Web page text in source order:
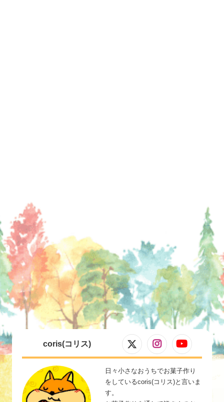
coris(コリス)
日々小さなおうちでお菓子作り
をしているcoris(コリス)と言いま
す。